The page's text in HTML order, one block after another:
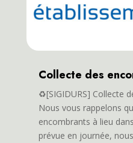
Collecte des
♻️[SIGIDURS] Collecte
Nous vous rappelons
encombrants à lieu
prévue en journée,